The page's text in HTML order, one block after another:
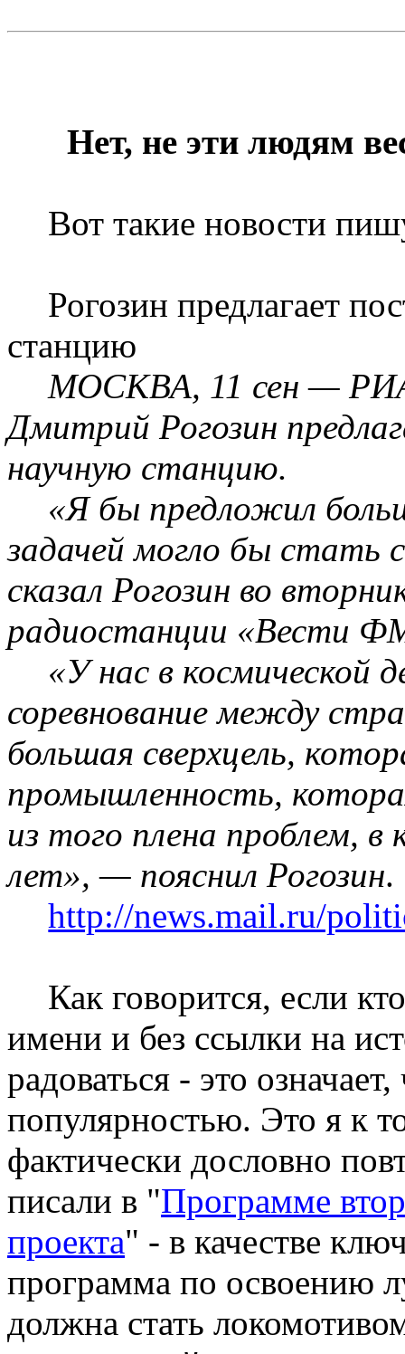
Нет, не эти людям
Вот такие новости
Рогозин предлагает
станцию
МОСКВА, 11 сен —
Дмитрий Рогозин
научную станцию.
«Я бы предложил
задачей могло бы стать
сказал Рогозин во
радиостанции «Вести
«У нас в космической
соревнование между
большая сверхцель,
промышленность,
из того плена проблем,
лет», — пояснил Рогозин.
http://news.mail.ru/
Как говорится, если
имени и без ссылки на
радоваться - это
популярностью. Это я к
фактически дословно
писали в "Программе
проекта" - в качестве
программа по освоению
должна стать